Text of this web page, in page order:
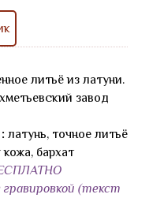
литьё из латуни.
завод
латунь, точное литьё
бархат
(текст